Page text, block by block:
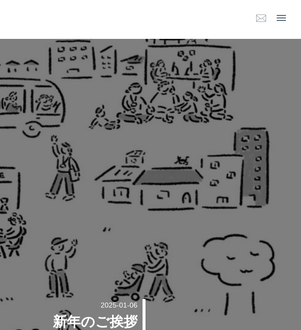
2025-01-06
新年のご挨拶